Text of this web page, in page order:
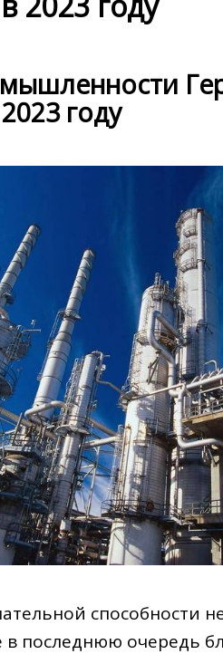
году
способности
в последнюю очередь